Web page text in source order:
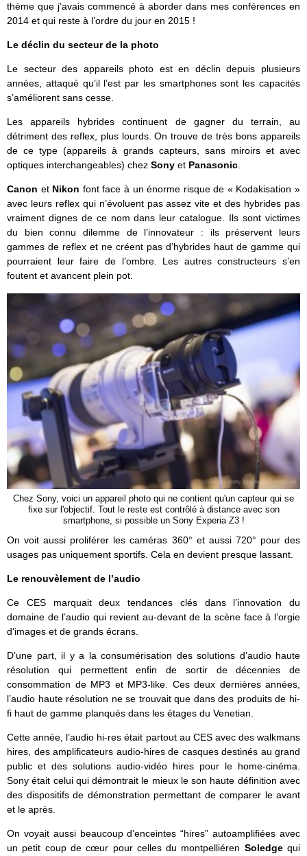
thème que j’avais commencé à aborder dans mes conférences en
2014 et qui reste à l’ordre du jour en 2015 !
Le déclin du secteur de la photo
Le secteur des appareils photo est en déclin depuis plusieurs
années, attaqué qu’il l’est par les smartphones sont les capacités
s’améliorent sans cesse.
Les appareils hybrides continuent de gagner du terrain, au
détriment des reflex, plus lourds. On trouve de très bons appareils
de ce type (appareils à grands capteurs, sans miroirs et avec
optiques interchangeables) chez Sony et Panasonic.
Canon et Nikon font face à un énorme risque de « Kodakisation »
avec leurs reflex qui n’évoluent pas assez vite et des hybrides pas
vraiment dignes de ce nom dans leur catalogue. Ils sont victimes
du bien connu dilemme de l’innovateur : ils préservent leurs
gammes de reflex et ne créent pas d’hybrides haut de gamme qui
pourraient leur faire de l’ombre. Les autres constructeurs s’en
foutent et avancent plein pot.
Chez Sony, voici un appareil photo qui ne contient qu'un capteur qui se
fixe sur l'objectif. Tout le reste est contrôlé à distance avec son
smartphone, si possible un Sony Experia Z3 !
On voit aussi proliférer les caméras 360° et aussi 720° pour des
usages pas uniquement sportifs. Cela en devient presque lassant.
Le renouvèlement de l’audio
Ce CES marquait deux tendances clés dans l’innovation du
domaine de l’audio qui revient au-devant de la scène face à l’orgie
d’images et de grands écrans.
D’une part, il y a la consumérisation des solutions d’audio haute
résolution qui permettent enfin de sortir de décennies de
consommation de MP3 et MP3-like. Ces deux dernières années,
l’audio haute résolution ne se trouvait que dans des produits de hi-
fi haut de gamme planqués dans les étages du Venetian.
Cette année, l’audio hi-res était partout au CES avec des walkmans
hires, des amplificateurs audio-hires de casques destinés au grand
public et des solutions audio-vidéo hires pour le home-cinéma.
Sony était celui qui démontrait le mieux le son haute définition avec
des dispositifs de démonstration permettant de comparer le avant
et le après.
On voyait aussi beaucoup d’enceintes “hires” autoamplifiées avec
un petit coup de cœur pour celles du montpelliéren Soledgequi